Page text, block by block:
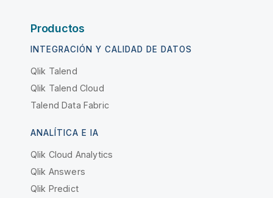
Productos
INTEGRACIÓN Y CALIDAD DE DATOS
Qlik Talend
Qlik Talend Cloud
Talend Data Fabric
ANALÍTICA E IA
Qlik Cloud Analytics
Qlik Answers
Qlik Predict